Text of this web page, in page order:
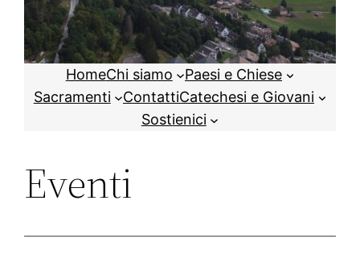
HomeChi siamo
Paesi e Chiese
Sacramenti
ContattiCatechesi e Giovani
Sostienici
Eventi